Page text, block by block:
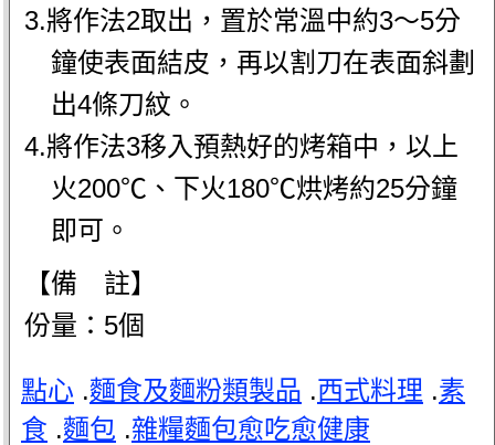
3.將作法2取出，置於常溫中約3～5分
鐘使表面結皮，再以割刀在表面斜劃
出4條刀紋。
4.將作法3移入預熱好的烤箱中，以上
火200℃、下火180℃烘烤約25分鐘
即可。
【備 註】
份量：5個
點心 .麵食及麵粉類製品 .西式料理 .素
食 .麵包 .雜糧麵包愈吃愈健康